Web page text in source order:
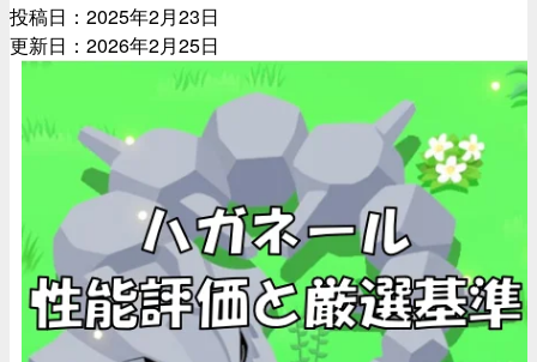
投稿日： 2025年2月23日
更新日： 2026年2月25日